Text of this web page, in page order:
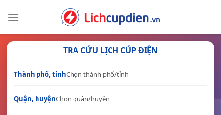
TRA CỨU LỊCH CÚP ĐIỆN
Thành phố, tỉnh
Quận, huyện